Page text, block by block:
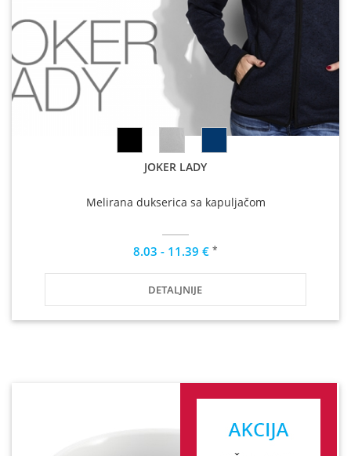
JOKER LADY
Melirana dukserica sa kapuljačom
8.03 - 11.39 € *
DETALJNIJE